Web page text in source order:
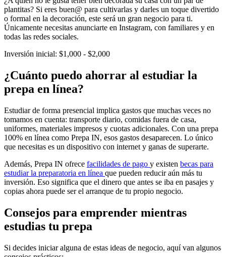
plantitas? Si eres buen@ para cultivarlas y darles un toque divertido
o formal en la decoración, este será un gran negocio para ti.
Únicamente necesitas anunciarte en Instagram, con familiares y en
todas las redes sociales.
Inversión inicial: $1,000 - $2,000
¿Cuánto puedo ahorrar al estudiar la
prepa en línea?
Estudiar de forma presencial implica gastos que muchas veces no
tomamos en cuenta: transporte diario, comidas fuera de casa,
uniformes, materiales impresos y cuotas adicionales. Con una prepa
100% en línea como Prepa IN, esos gastos desaparecen. Lo único
que necesitas es un dispositivo con internet y ganas de superarte.
Además, Prepa IN ofrece facilidades de pago y existen becas para
estudiar la preparatoria en línea que pueden reducir aún más tu
inversión. Eso significa que el dinero que antes se iba en pasajes y
copias ahora puede ser el arranque de tu propio negocio.
Consejos para emprender mientras
estudias tu prepa
Si decides iniciar alguna de estas ideas de negocio, aquí van algunos